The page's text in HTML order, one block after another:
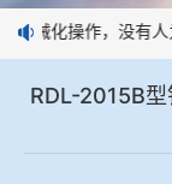
烧结/球团优化配矿
技术交流
视频观赏
标准下载
化操作，没有人
RDL-2015B